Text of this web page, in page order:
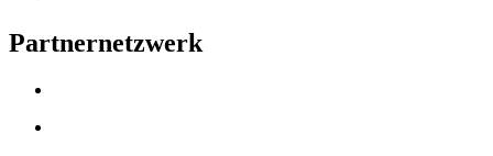
Partnernetzwerk